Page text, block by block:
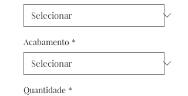
Acabamento *
Quantidade *